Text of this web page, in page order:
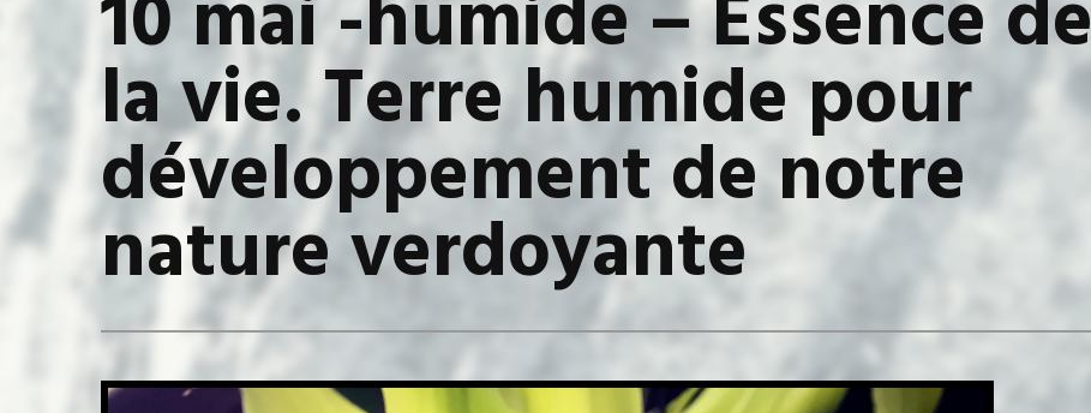
la vie. Terre humide pour
développement de notre
nature verdoyante